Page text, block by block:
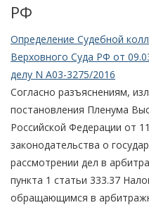
РФ
Определение Судебной
Верховного Суда РФ от
делу N А03-3275/2016
Согласно разъяснениям,
постановления Пленума
Российской Федерации от
законодательства о
рассмотрении дел в
пункта 1 статьи 333.37
обращающимся в